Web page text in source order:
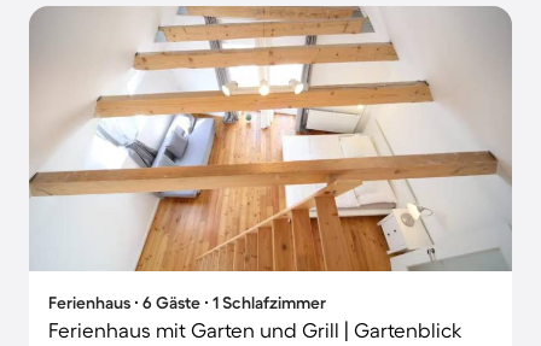
Ferienhaus ∙ 6 Gäste ∙ 1 Schlafzimmer
Ferienhaus mit Garten und Grill | Gartenblick